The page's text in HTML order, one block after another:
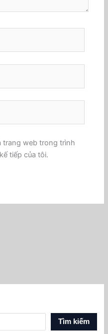
trang web trong trình
tiếp của tôi.
Tìm kiếm